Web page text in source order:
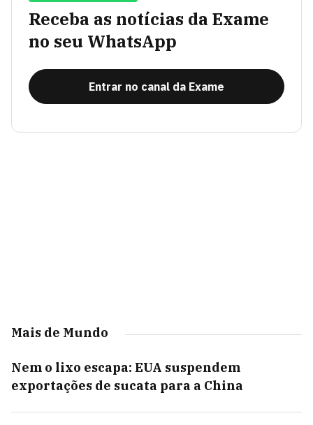
Receba as notícias da Exame
no seu WhatsApp
Entrar no canal da Exame
Mais de Mundo
Nem o lixo escapa: EUA suspendem
exportações de sucata para a China